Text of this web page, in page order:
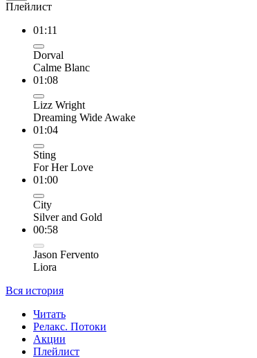
Плейлист
01:11
Dorval
Calme Blanc
01:08
Lizz Wright
Dreaming Wide Awake
01:04
Sting
For Her Love
01:00
City
Silver and Gold
00:58
Jason Fervento
Liora
Вся история
Читать
Релакс. Потоки
Акции
Плейлист